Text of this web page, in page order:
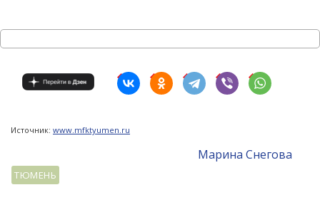
Источник: www.mfktyumen.ru
Mарина Снегова
ТЮМЕНЬ